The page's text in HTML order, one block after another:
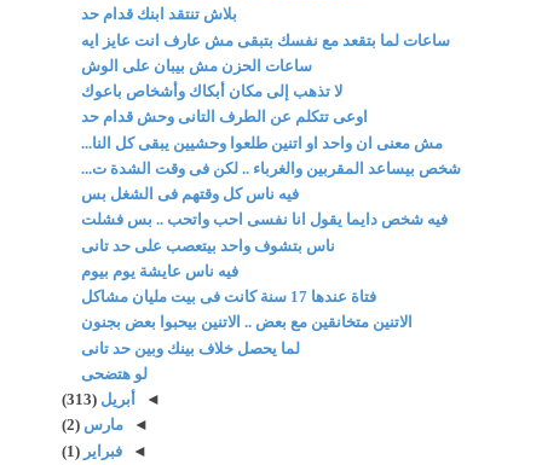
بلاش تنتقد ابنك قدام حد
ساعات لما بتقعد مع نفسك بتبقى مش عارف انت عايز ايه
ساعات الحزن مش بيبان على الوش
لا تذهب إلى مكان أبكاك وأشخاص باعوك
اوعى تتكلم عن الطرف التانى وحش قدام حد
مش معنى ان واحد او اتنين طلعوا وحشيين يبقى كل النا...
شخص بيساعد المقربين والغرباء .. لكن فى وقت الشدة ت...
فيه ناس كل وقتهم فى الشغل بس
فيه شخص دايما يقول انا نفسى احب واتحب .. بس فشلت
ناس بتشوف واحد بيتعصب على حد تانى
فيه ناس عايشة يوم بيوم
فتاة عندها 17 سنة كانت فى بيت مليان مشاكل
الاتنين متخانقين مع بعض .. الاتنين بيحبوا بعض بجنون
لما يحصل خلاف بينك وبين حد تانى
لو هتضحى
◄
أبريل(313)
◄مارس(2)
◄فبراير(1)